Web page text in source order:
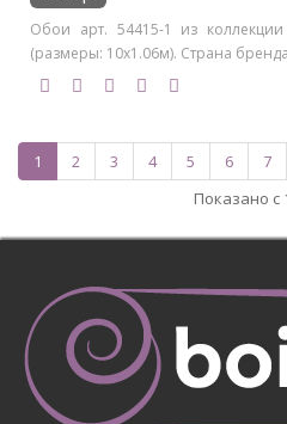
Обои арт. 54415-1 из
(размеры: 10х1.06м). Страна
1 2 3 4 5 6 7
Показано с